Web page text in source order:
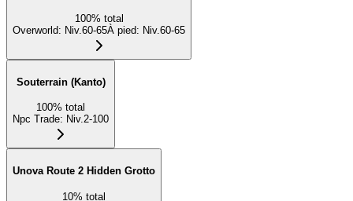
100% total
Overworld: Niv.60-65À pied: Niv.60-65
Souterrain (Kanto)
100% total
Npc Trade: Niv.2-100
Unova Route 2 Hidden Grotto
10% total